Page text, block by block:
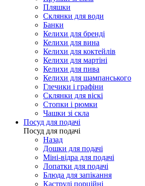
Пляшки
Склянки для води
Банки
Келихи для бренді
Келихи для вина
Келихи для коктейлів
Келихи для мартіні
Келихи для пива
Келихи для шампанського
Глечики і графіни
Склянки для віскі
Стопки і рюмки
Чашки зі скла
Посуд для подачі
Посуд для подачі
Назад
Дошки для подачі
Міні-відра для подачі
Лопатки для подачі
Блюда для запікання
Каструлі порційні